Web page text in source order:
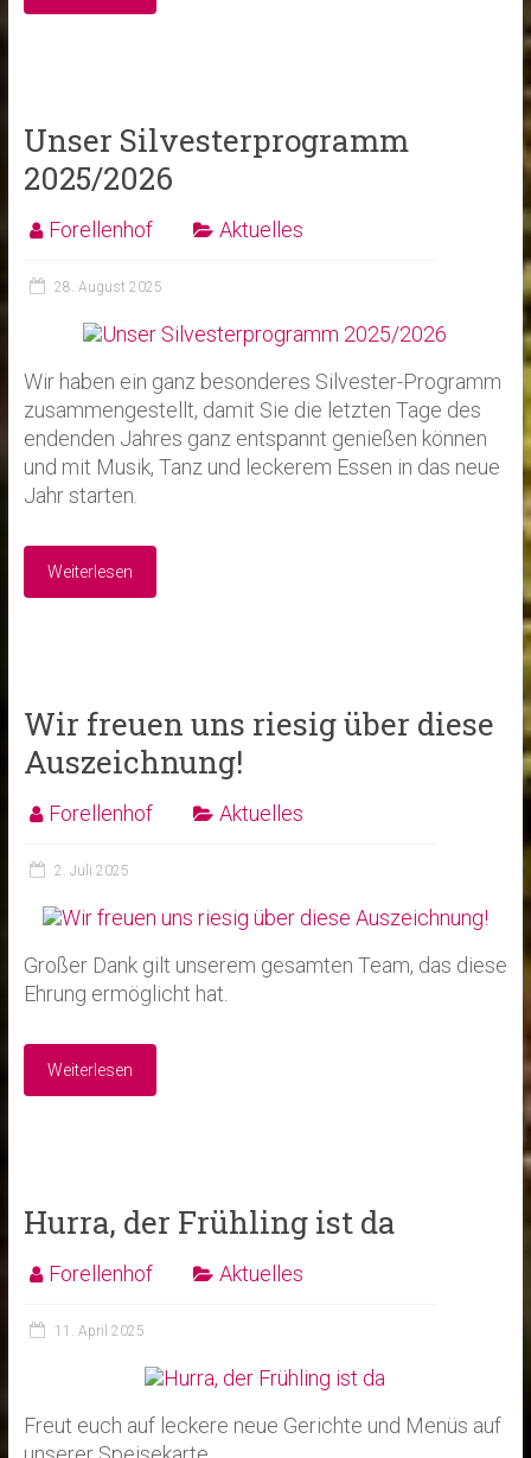
Unser Silvesterprogramm
2025/2026
Forellenhof Aktuelles
28. August 2025
Wir haben ein ganz besonderes Silvester-Programm
zusammengestellt, damit Sie die letzten Tage des
endenden Jahres ganz entspannt genießen können
und mit Musik, Tanz und leckerem Essen in das neue
Jahr starten.
Weiterlesen
Wir freuen uns riesig über diese
Auszeichnung!
Forellenhof Aktuelles
2. Juli 2025
Großer Dank gilt unserem gesamten Team, das diese
Ehrung ermöglicht hat.
Weiterlesen
Hurra, der Frühling ist da
Forellenhof Aktuelles
11. April 2025
Freut euch auf leckere neue Gerichte und Menüs auf